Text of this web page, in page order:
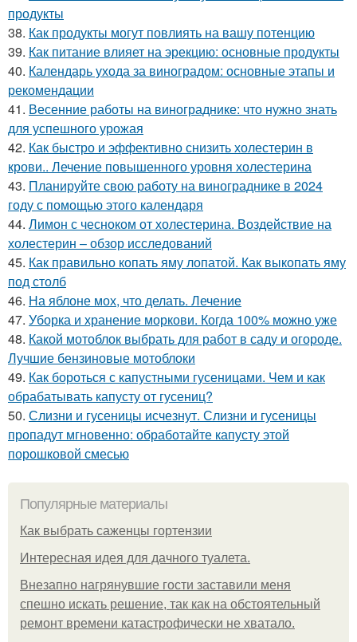
продукты
38. Как продукты могут повлиять на вашу потенцию
39. Как питание влияет на эрекцию: основные продукты
40. Календарь ухода за виноградом: основные этапы и
рекомендации
41. Весенние работы на винограднике: что нужно знать
для успешного урожая
42. Как быстро и эффективно снизить холестерин в
крови.. Лечение повышенного уровня холестерина
43. Планируйте свою работу на винограднике в 2024
году с помощью этого календаря
44. Лимон с чесноком от холестерина. Воздействие на
холестерин – обзор исследований
45. Как правильно копать яму лопатой. Как выкопать яму
под столб
46. На яблоне мох, что делать. Лечение
47. Уборка и хранение моркови. Когда 100% можно уже
48. Какой мотоблок выбрать для работ в саду и огороде.
Лучшие бензиновые мотоблоки
49. Как бороться с капустными гусеницами. Чем и как
обрабатывать капусту от гусениц?
50. Слизни и гусеницы исчезнут. Слизни и гусеницы
пропадут мгновенно: обработайте капусту этой
порошковой смесью
Популярные материалы
Как выбрать саженцы гортензии
Интересная идея для дачного туалета.
Внезапно нагрянувшие гости заставили меня
спешно искать решение, так как на обстоятельный
ремонт времени катастрофически не хватало.